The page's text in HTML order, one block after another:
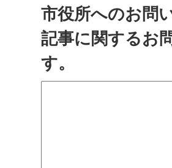
市役所へのお問
記事に関するお
す。